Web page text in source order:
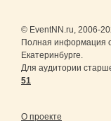
© EventNN.ru, 2006-
Полная информация
Екатеринбурге.
Для аудитории
51
О проекте